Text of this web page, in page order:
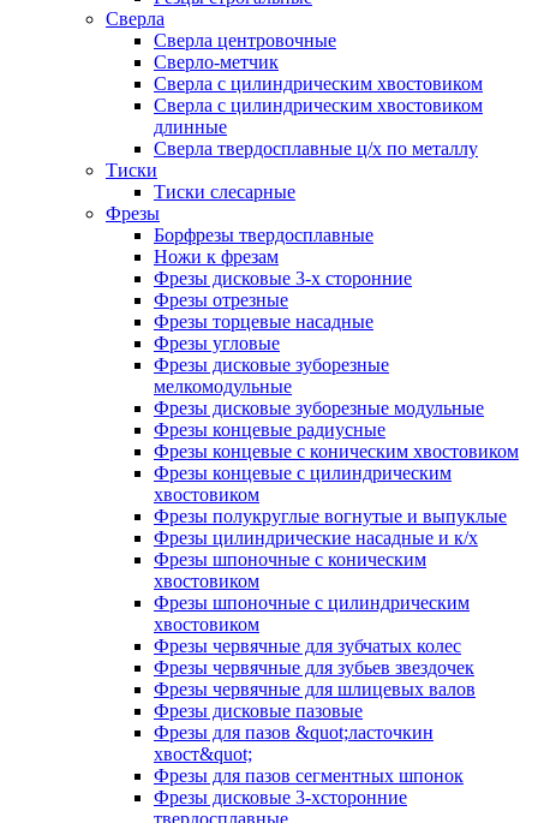
Сверла
Сверла центровочные
Сверло-метчик
Сверла с цилиндрическим хвостовиком
Сверла с цилиндрическим хвостовиком
длинные
Сверла твердосплавные ц/х по металлу
Тиски
Тиски слесарные
Фрезы
Борфрезы твердосплавные
Ножи к фрезам
Фрезы дисковые 3-х сторонние
Фрезы отрезные
Фрезы торцевые насадные
Фрезы угловые
Фрезы дисковые зуборезные
мелкомодульные
Фрезы дисковые зуборезные модульные
Фрезы концевые радиусные
Фрезы концевые с коническим хвостовиком
Фрезы концевые с цилиндрическим
хвостовиком
Фрезы полукруглые вогнутые и выпуклые
Фрезы цилиндрические насадные и к/х
Фрезы шпоночные с коническим
хвостовиком
Фрезы шпоночные с цилиндрическим
хвостовиком
Фрезы червячные для зубчатых колес
Фрезы червячные для зубьев звездочек
Фрезы червячные для шлицевых валов
Фрезы дисковые пазовые
Фрезы для пазов &quot;ласточкин
хвост&quot;
Фрезы для пазов сегментных шпонок
Фрезы дисковые 3-хсторонние
твердосплавные